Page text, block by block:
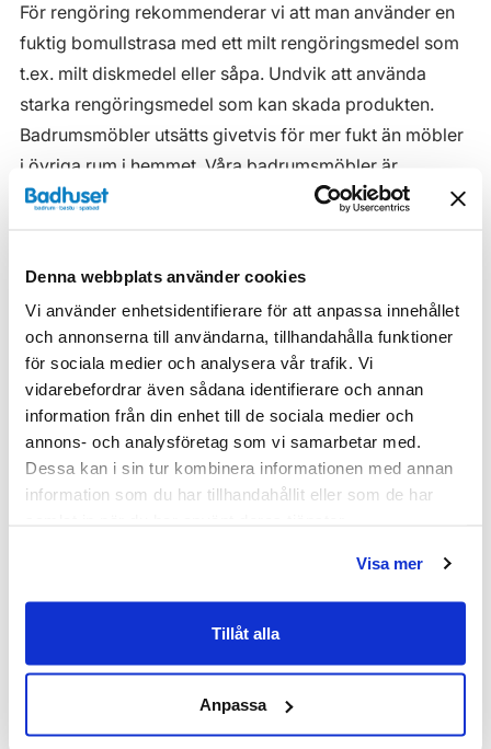
Denna webbplats använder cookies
Vi använder enhetsidentifierare för att anpassa innehållet
och annonserna till användarna, tillhandahålla funktioner
för sociala medier och analysera vår trafik. Vi
vidarebefordrar även sådana identifierare och annan
information från din enhet till de sociala medier och
annons- och analysföretag som vi samarbetar med.
Dessa kan i sin tur kombinera informationen med annan
information som du har tillhandahållit eller som de har
Visa mer
Tillåt alla
Anpassa
För rengöring rekommenderar vi att man använder en
fuktig bomullstrasa med ett milt rengöringsmedel som
t.ex. milt diskmedel eller såpa. Undvik att använda
starka rengöringsmedel som kan skada produkten.
Badrumsmöbler utsätts givetvis för mer fukt än möbler
i övriga rum i hemmet. Våra badrumsmöbler är
anpassade för badrummet och gjorda i fukttåliga
luftfuktighet.
Tänk på att se till att ventilationen är god och att
möblerna placeras på ett sådant avstånd från
badkar/dusch att vatten inte kan skvätta direkt på
möbeln. Blöta fläckar, även vanligt vatten, torkas upp
så snart som möjligt.
Haven H2 Serie
Egenskaper